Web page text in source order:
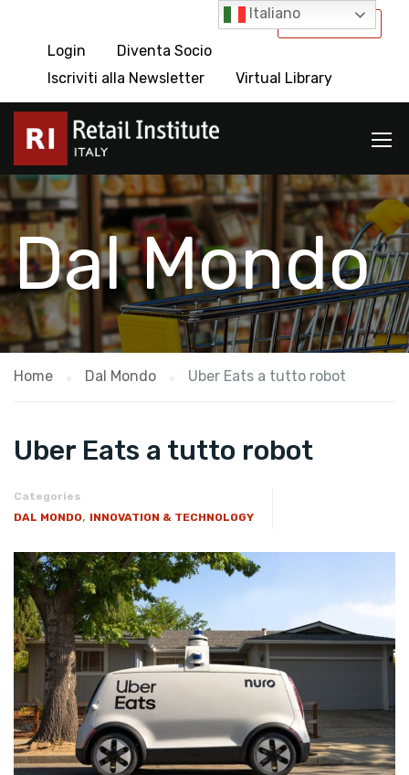
International
Login
Diventa Socio
Iscriviti alla Newsletter
Virtual Library
Dal Mondo
Home Dal Mondo Uber Eats a tutto robot
Uber Eats a tutto robot
Categories
DAL MONDO, INNOVATION & TECHNOLOGY
Italiano